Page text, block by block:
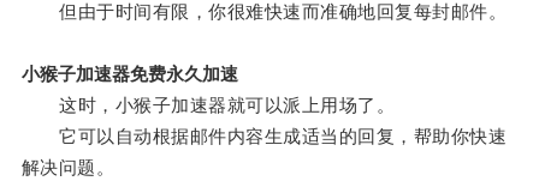
但由于时间有限，你很难快速而准确地回复每封邮件。
小猴子加速器免费永久加速
这时，小猴子加速器就可以派上用场了。
它可以自动根据邮件内容生成适当的回复，帮助你快速
解决问题。